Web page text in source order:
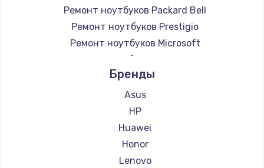
Ремонт ноутбуков Packard Bell
Ремонт ноутбуков Prestigio
Ремонт ноутбуков Microsoft
Ремонт ноутбуков Alienware
Ремонт ноутбуков Aquarius
Ремонт ноутбуков Gigabyte
Ремонт ноутбуков Aorus
Ремонт ноутбуков Maibenben
Ремонт ноутбуков Getac
Ремонт ноутбуков Epson
Бренды
Asus
HP
Huawei
Honor
Lenovo